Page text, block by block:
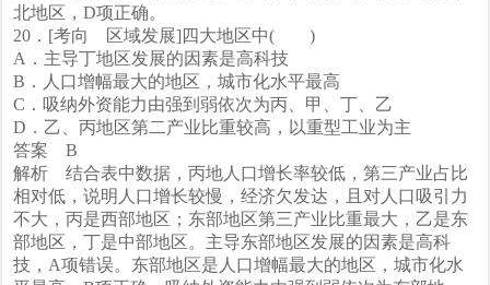
北地区，D项正确。
20．[考向 区域发展]四大地区中( )
A．主导丁地区发展的因素是高科技
B．人口增幅最大的地区，城市化水平最高
C．吸纳外资能力由强到弱依次为丙、甲、丁、乙
D．乙、丙地区第二产业比重较高，以重型工业为主
答案 B
解析 结合表中数据，丙地人口增长率较低，第三产业占比
相对低，说明人口增长较慢，经济欠发达，且对人口吸引力
不大，丙是西部地区；东部地区第三产业比重最大，乙是东
部地区，丁是中部地区。主导东部地区发展的因素是高科
技，A项错误。东部地区是人口增幅最大的地区，城市化水